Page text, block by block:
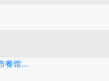
餐馆...